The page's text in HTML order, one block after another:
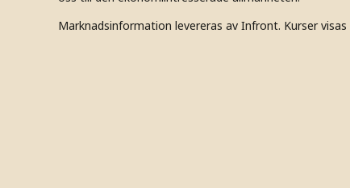
Marknadsinformation levereras av Infront. Kurser